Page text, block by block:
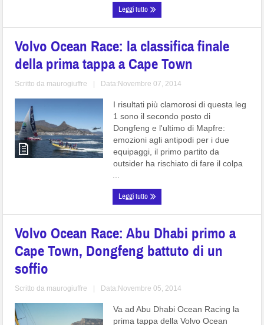
Leggi tutto
Volvo Ocean Race: la classifica finale
della prima tappa a Cape Town
Scritto da maurogiuffre Data:Novembre 07, 2014
I risultati più clamorosi di questa leg
1 sono il secondo posto di
Dongfeng e l'ultimo di Mapfre:
emozioni agli antipodi per i due
equipaggi, il primo partito da
outsider ha rischiato di fare il colpa
Leggi tutto
Volvo Ocean Race: Abu Dhabi primo a
Cape Town, Dongfeng battuto di un
soffio
Scritto da maurogiuffre Data:Novembre 05, 2014
Va ad Abu Dhabi Ocean Racing la
prima tappa della Volvo Ocean